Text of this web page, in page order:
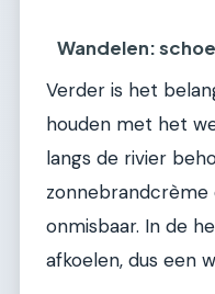
Wandelen:
Verder is het
houden met het
langs de rivier
zonnebrandcrème
onmisbaar. In de
afkoelen, dus een